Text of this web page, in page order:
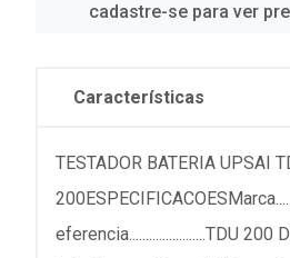
cadastre-se para ver
Características
TESTADOR BATERIA UPSAI
eferencia.......................TDU